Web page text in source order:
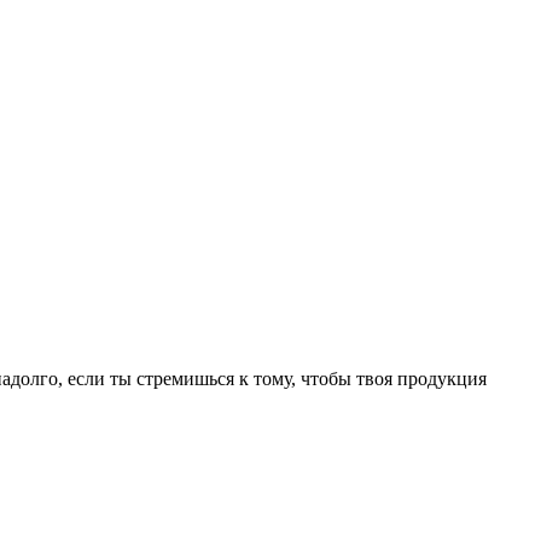
если ты стремишься к тому, чтобы твоя продукция